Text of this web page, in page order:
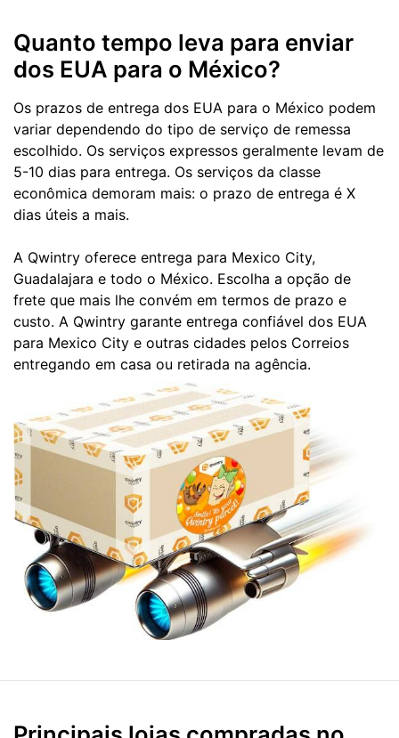
Quanto tempo leva para enviar
dos EUA para o México?
Os prazos de entrega dos EUA para o México podem
variar dependendo do tipo de serviço de remessa
escolhido. Os serviços expressos geralmente levam de
5-10 dias para entrega. Os serviços da classe
econômica demoram mais: o prazo de entrega é X
dias úteis a mais.
A Qwintry oferece entrega para Mexico City,
Guadalajara e todo o México. Escolha a opção de
frete que mais lhe convém em termos de prazo e
custo. A Qwintry garante entrega confiável dos EUA
para Mexico City e outras cidades pelos Correios
entregando em casa ou retirada na agência.